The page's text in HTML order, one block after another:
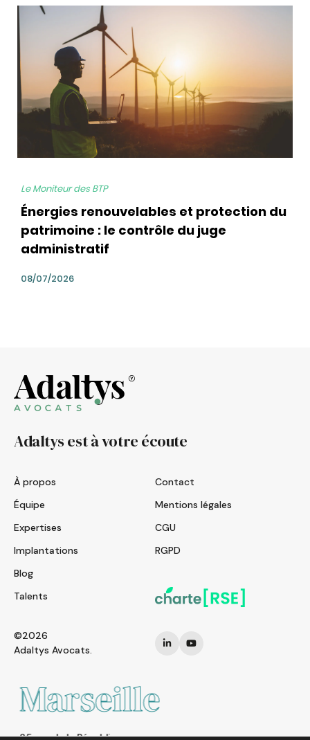
bg
Le Moniteur des BTP
Énergies renouvelables et protection du
patrimoine : le contrôle du juge
administratif
08/07/2026
Adaltys est à votre écoute
À propos
Équipe
Expertises
Implantations
Blog
Talents
Contact
Mentions légales
CGU
RGPD
©2026
Adaltys Avocats.
Marseille